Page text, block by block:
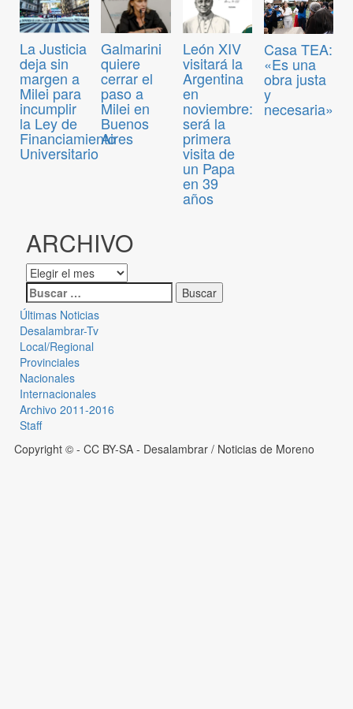
La Justicia
deja sin
margen a
Milei para
incumplir
la Ley de
Financiamiento
Universitario
Galmarini
quiere
cerrar el
paso a
Milei en
Buenos
Aires
León XIV
visitará la
Argentina
en
noviembre:
será la
primera
visita de
un Papa
en 39
años
Casa TEA:
«Es una
obra justa
y
necesaria»
ARCHIVO
Últimas Noticias
Desalambrar-Tv
Local/Regional
Provinciales
Nacionales
Internacionales
Archivo 2011-2016
Staff
Copyright © - CC BY-SA - Desalambrar / Noticias de Moreno